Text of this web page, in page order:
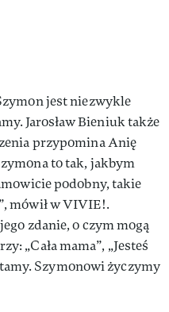
jest niezwykle
Jarosław Bieniuk także
przypomina Anię
to tak, jakbym
podobny, takie
mówił w VIVIE!.
zdanie, o czym mogą
„Cała mama”, „Jesteś
Szymonowi życzymy